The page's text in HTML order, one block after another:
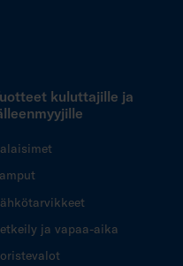
kuluttajille ja
ja vapaa-aika